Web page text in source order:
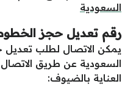
السعودية
رقم تعديل حجز
يمكن الاتصال لطلب
السعودية عن طريق
العناية بالضيوف: